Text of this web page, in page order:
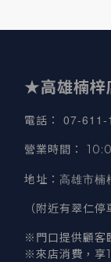
★高雄楠
電話 ： 07-611-
營業時間 ：
地址 ： 高雄市楠
（附近有翠仁停
※門口提供顧客
※來店消費，享